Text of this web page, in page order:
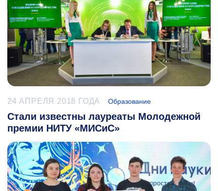
24 АПРЕЛЯ 2018 ГОДА Образование
Стали известны лауреаты Молодежной
премии НИТУ «МИСиС»